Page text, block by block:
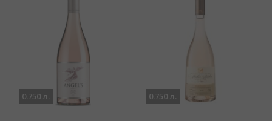
0.750 л. 0.750 л.